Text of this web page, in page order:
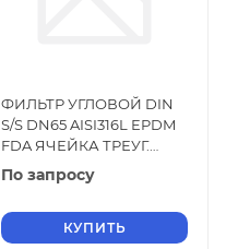
ФИЛЬТР УГЛОВОЙ DIN
S/S DN65 AISI316L EPDM
FDA ЯЧЕЙКА ТРЕУГ.
ПРОФИЛЬ 0,1 ММ
По запросу
КУПИТЬ